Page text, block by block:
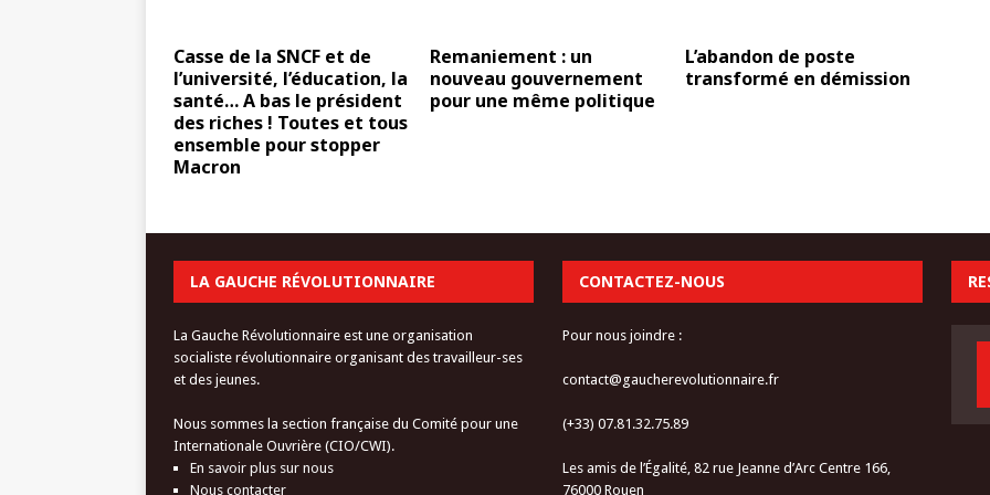
Casse de la SNCF et de
l’université, l’éducation, la
santé… A bas le président
des riches ! Toutes et tous
ensemble pour stopper
Macron
Remaniement : un
nouveau gouvernement
pour une même politique
L’abandon de poste
transformé en démission
LA GAUCHE RÉVOLUTIONNAIRE
La Gauche Révolutionnaire est une organisation
socialiste révolutionnaire organisant des travailleur-ses
et des jeunes.
Nous sommes la section française du Comité pour une
Internationale Ouvrière (CIO/CWI).
En savoir plus sur nous
Nous contacter
CONTACTEZ-NOUS
Pour nous joindre :
contact@gaucherevolutionnaire.fr
(+33) 07.81.32.75.89
Les amis de l’Égalité, 82 rue Jeanne d’Arc Centre 166,
76000 Rouen